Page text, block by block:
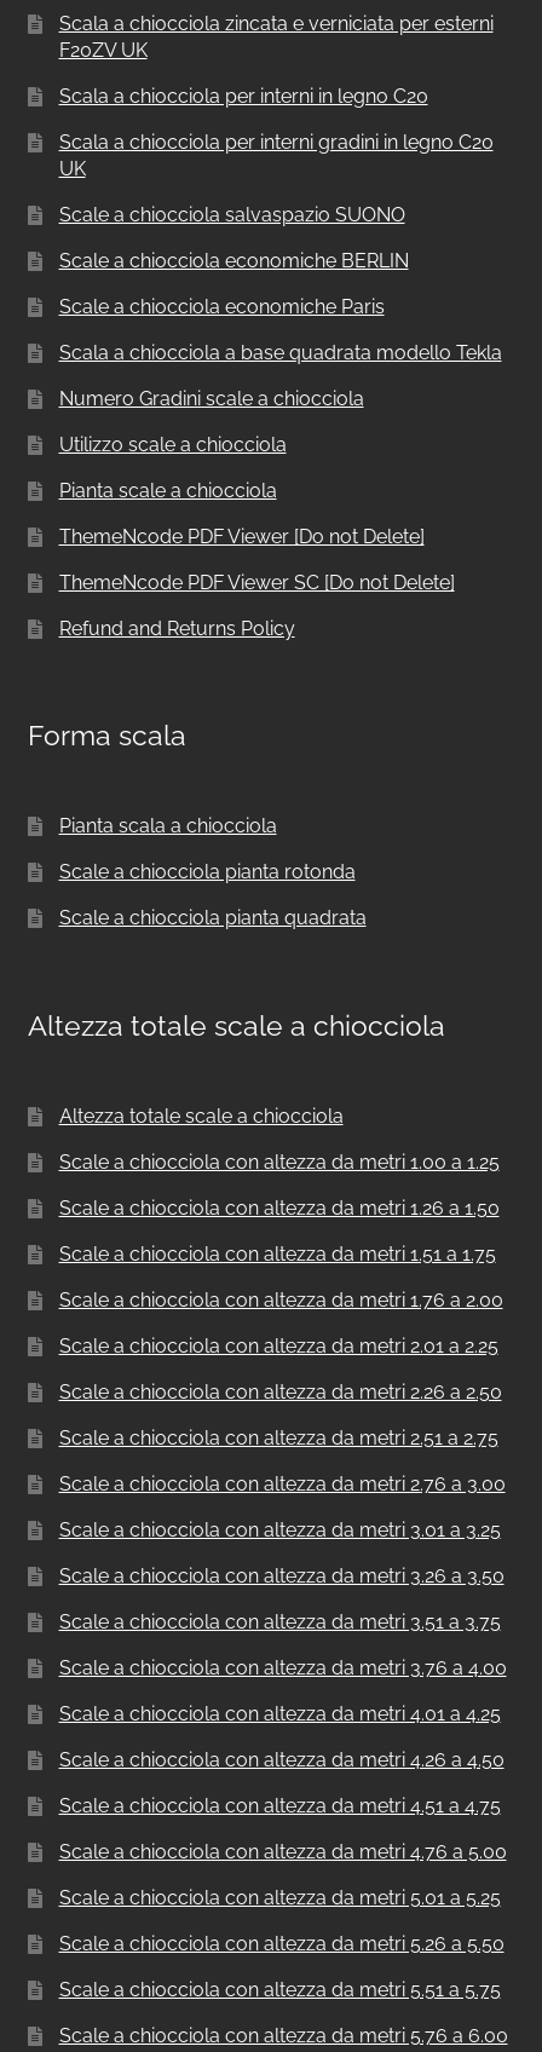
Scala a chiocciola zincata e verniciata per esterni
F20ZV UK
Scala a chiocciola per interni in legno C20
Scala a chiocciola per interni gradini in legno C20
UK
Scale a chiocciola salvaspazio SUONO
Scale a chiocciola economiche BERLIN
Scale a chiocciola economiche Paris
Scala a chiocciola a base quadrata modello Tekla
Numero Gradini scale a chiocciola
Utilizzo scale a chiocciola
Pianta scale a chiocciola
ThemeNcode PDF Viewer [Do not Delete]
ThemeNcode PDF Viewer SC [Do not Delete]
Refund and Returns Policy
Forma scala
Pianta scala a chiocciola
Scale a chiocciola pianta rotonda
Scale a chiocciola pianta quadrata
Altezza totale scale a chiocciola
Altezza totale scale a chiocciola
Scale a chiocciola con altezza da metri 1.00 a 1.25
Scale a chiocciola con altezza da metri 1.26 a 1.50
Scale a chiocciola con altezza da metri 1.51 a 1.75
Scale a chiocciola con altezza da metri 1.76 a 2.00
Scale a chiocciola con altezza da metri 2.01 a 2.25
Scale a chiocciola con altezza da metri 2.26 a 2.50
Scale a chiocciola con altezza da metri 2.51 a 2.75
Scale a chiocciola con altezza da metri 2.76 a 3.00
Scale a chiocciola con altezza da metri 3.01 a 3.25
Scale a chiocciola con altezza da metri 3.26 a 3.50
Scale a chiocciola con altezza da metri 3.51 a 3.75
Scale a chiocciola con altezza da metri 3.76 a 4.00
Scale a chiocciola con altezza da metri 4.01 a 4.25
Scale a chiocciola con altezza da metri 4.26 a 4.50
Scale a chiocciola con altezza da metri 4.51 a 4.75
Scale a chiocciola con altezza da metri 4.76 a 5.00
Scale a chiocciola con altezza da metri 5.01 a 5.25
Scale a chiocciola con altezza da metri 5.26 a 5.50
Scale a chiocciola con altezza da metri 5.51 a 5.75
Scale a chiocciola con altezza da metri 5.76 a 6.00